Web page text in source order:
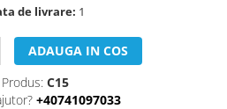
SI
SI
de livrare: 1
ADAUGA IN COS
C15
+40741097033